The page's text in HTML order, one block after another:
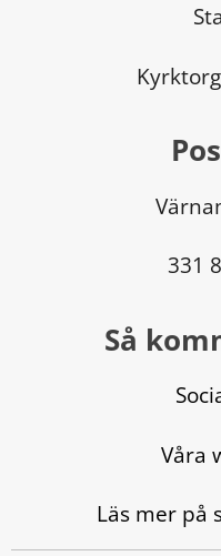
331
Så
Våra
Läs mer på